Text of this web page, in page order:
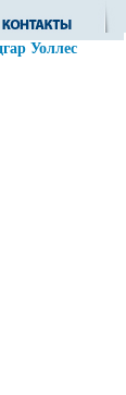
Уоллес